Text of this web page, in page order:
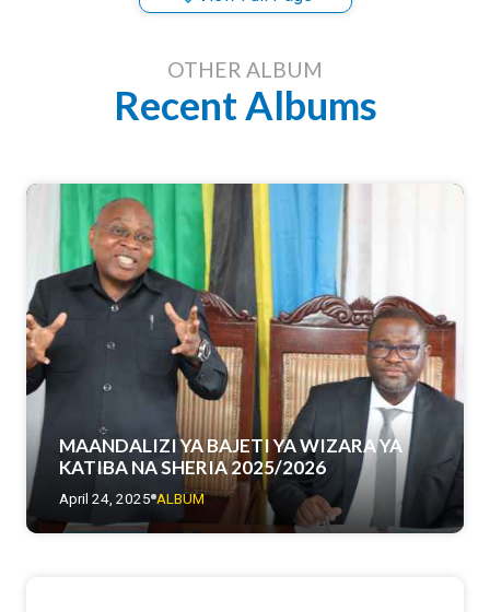
OTHER ALBUM
Recent Albums
MAANDALIZI YA BAJETI YA WIZARA YA
KATIBA NA SHERIA 2025/2026
April 24, 2025 ALBUM